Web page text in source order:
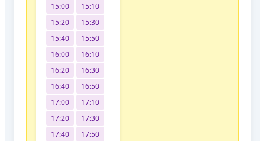
15:00
15:10
15:20
15:30
15:40
15:50
16:00
16:10
16:20
16:30
16:40
16:50
17:00
17:10
17:20
17:30
17:40
17:50